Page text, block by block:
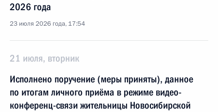
2026 года
23 июля 2026 года, 17:54
21 июля, вторник
Исполнено поручение (меры приняты), данное
по итогам личного приёма в режиме видео-
конференц-связи жительницы Новосибирской